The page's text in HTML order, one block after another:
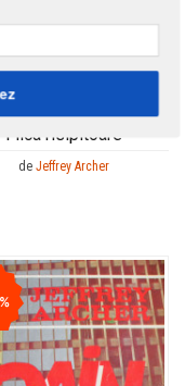
Fiica risipitoare
de Jeffrey Archer
%